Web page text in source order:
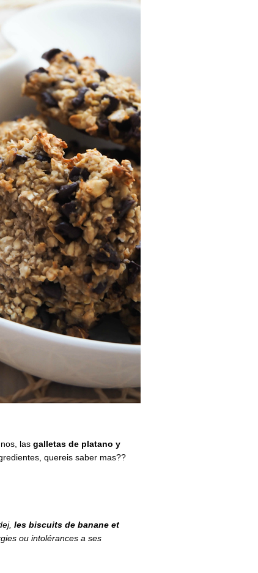
las galletas de platano y
quereis saber mas??
les biscuits de banane et
ou intolérances a ses